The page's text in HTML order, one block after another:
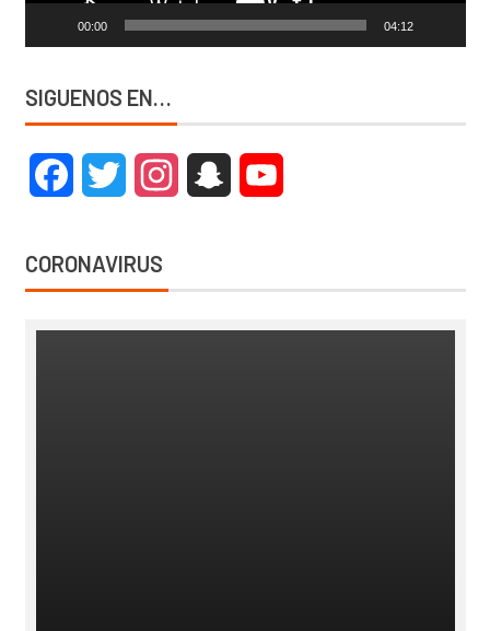
00:00 04:12
SIGUENOS EN…
FacebookTwitter InstagramSnapchat
CORONAVIRUS